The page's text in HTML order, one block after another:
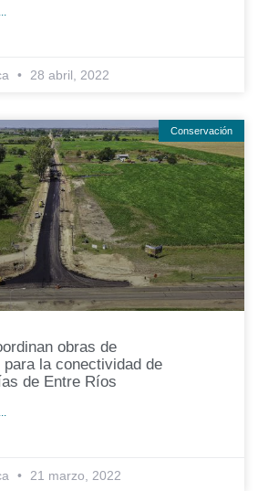
28 abril, 2022
Conservación
obras de
la conectividad de
de Entre Ríos
21 marzo, 2022